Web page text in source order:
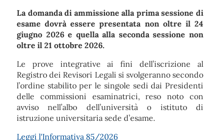
La domanda di ammissione alla prima sessione di
esame dovrà essere presentata non oltre il 24
giugno 2026 e quella alla seconda sessione non
oltre il 21 ottobre 2026.
Le prove integrative ai fini dell’iscrizione al
Registro dei Revisori Legali si svolgeranno secondo
l’ordine stabilito per le singole sedi dai Presidenti
delle commissioni esaminatrici, reso noto con
avviso nell’albo dell’università o istituto di
istruzione universitaria sede d’esame.
Leggi l'Informativa 85/2026